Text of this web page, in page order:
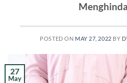
POSTED ON MAY 27, 2022 BY
27
May